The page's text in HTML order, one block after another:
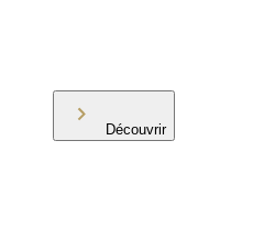
Découvrir